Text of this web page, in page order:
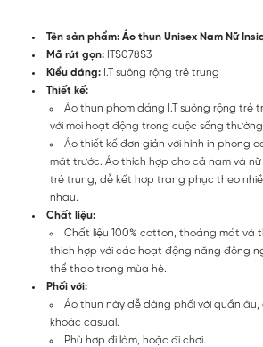
Tên sản phẩm: Áo thun Unisex Nam Nữ
Mã rút gọn: ITS078S3
Kiểu dáng: I.T suông rộng trẻ trung
Thiết kế:
Áo thun phom dáng I.T suông rộng trẻ
với mọi hoạt động trong cuộc sống
Áo thiết kế đơn giản với hình in phong
mặt trước. Áo thích hợp cho cả nam và
trẻ trung, dễ kết hợp trang phục theo
nhau.
Chất liệu:
Chất liệu 100% cotton, thoáng mát và
thích hợp với các hoạt động năng động
thể thao trong mùa hè.
Phối với:
Áo thun này dễ dàng phối với quần
khoác casual.
Phù hợp đi làm, hoặc đi chơi.